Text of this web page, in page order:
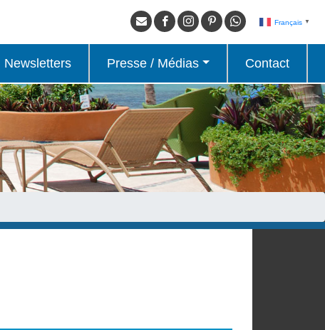
Français ▼
Newsletters Presse / Médias Contact